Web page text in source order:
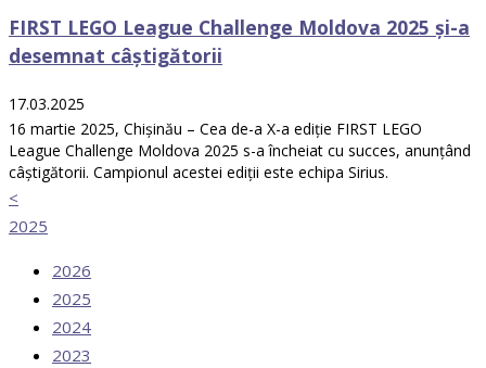
FIRST LEGO League Challenge Moldova 2025 și-a
desemnat câștigătorii
17.03.2025
16 martie 2025, Chișinău – Cea de-a X-a ediție FIRST LEGO
League Challenge Moldova 2025 s-a încheiat cu succes, anunțând
câștigătorii. Campionul acestei ediții este echipa Sirius.
<
2025
2026
2025
2024
2023